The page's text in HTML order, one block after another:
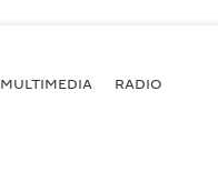
MULTIMEDIA RADIO